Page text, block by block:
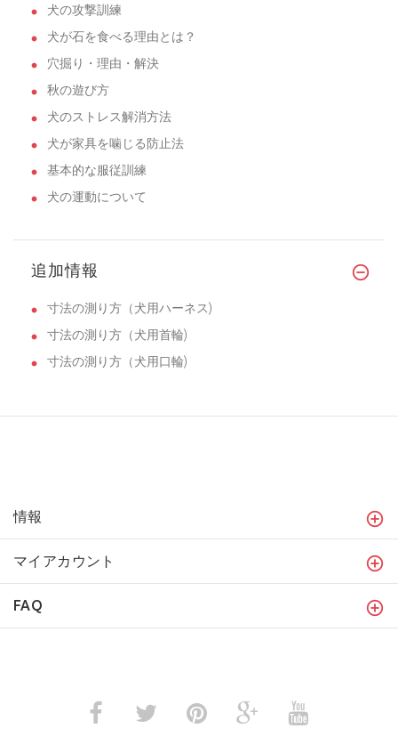
犬の攻撃訓練
犬が石を食べる理由とは？
穴掘り・理由・解決
秋の遊び方
犬のストレス解消方法
犬が家具を噛じる防止法
基本的な服従訓練
犬の運動について
追加情報
寸法の測り方（犬用ハーネス)
寸法の測り方（犬用首輪)
寸法の測り方（犬用口輪)
情報
マイアカウント
FAQ